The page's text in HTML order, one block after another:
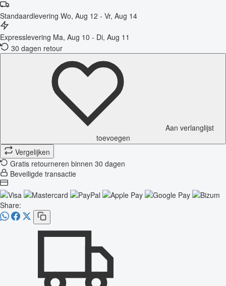
Standaardlevering Wo, Aug 12 - Vr, Aug 14
Expresslevering Ma, Aug 10 - Di, Aug 11
30 dagen retour
Aan verlanglijst
toevoegen
Vergelijken
Gratis retourneren binnen 30 dagen
Beveiligde transactie
Share: